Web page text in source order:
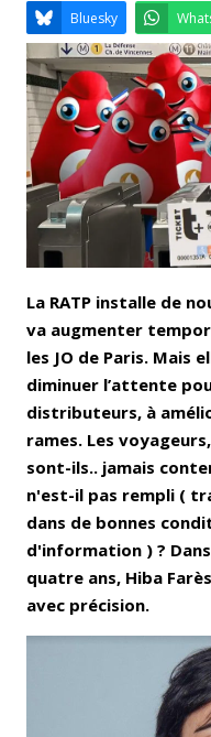
Email
Bluesky
La RATP installe de
va augmenter
les JO de Paris. Mais
diminuer l’attente
distributeurs, à
rames. Les
sont-ils.. jamais
n'est-il pas rempli (
dans de bonnes
d'information ) ?
quatre ans, Hiba
avec précision.